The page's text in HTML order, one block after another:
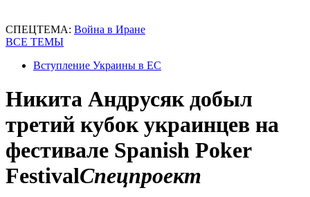
СПЕЦТЕМА: Война в Иране
ВСЕ ТЕМЫ
Вступление Украины в ЕС
Никита Андрусяк добыл
третий кубок украинцев на
фестивале Spanish Poker
FestivalСпецпроект